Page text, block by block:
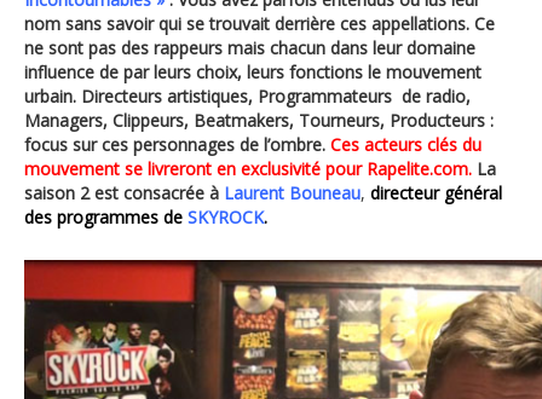
nom sans savoir qui se trouvait derrière ces appellations. Ce
ne sont pas des rappeurs mais chacun dans leur domaine
influence de par leurs choix, leurs fonctions le mouvement
urbain. Directeurs artistiques, Programmateurs de radio,
Managers, Clippeurs, Beatmakers, Tourneurs, Producteurs :
focus sur ces personnages de l’ombre. Ces acteurs clés du
mouvement se livreront en exclusivité pour Rapelite.com. La
saison 2 est consacrée à Laurent Bouneau, directeur général
des programmes de SKYROCK.